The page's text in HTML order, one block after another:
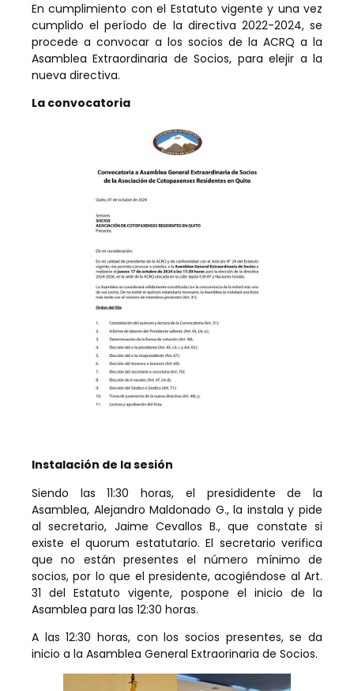
En cumplimiento con el Estatuto vigente y una vez
cumplido el período de la directiva 2022-2024, se
procede a convocar a los socios de la ACRQ a la
Asamblea Extraordinaria de Socios, para elejir a la
nueva directiva.
La convocatoria
Instalación de la sesión
Siendo las 11:30 horas, el presididente de la
Asamblea, Alejandro Maldonado G., la instala y pide
al secretario, Jaime Cevallos B., que constate si
existe el quorum estatutario. El secretario verifica
que no están presentes el número mínimo de
socios, por lo que el presidente, acogiéndose al Art.
31 del Estatuto vigente, pospone el inicio de la
Asamblea para las 12:30 horas.
A las 12:30 horas, con los socios presentes, se da
inicio a la Asamblea General Extraorinaria de Socios.